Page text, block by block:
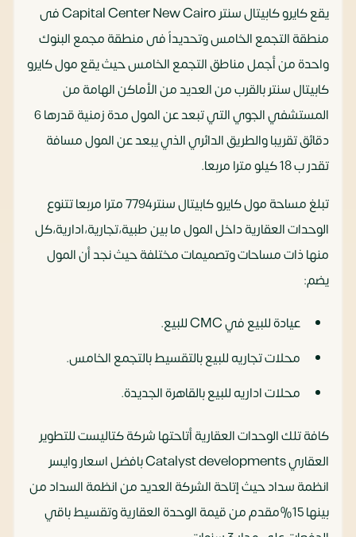
يقع كايرو كابيتال سنتر Capital Center New Cairo فى
منطقة التجمع الخامس وتحديداً فى منطقة مجمع البنوك
واحدة من أجمل مناطق التجمع الخامس حيث يقع مول كايرو
كابيتال سنتر بالقرب من العديد من الأماكن الهامة من
المستشفي الجوي التي تبعد عن المول مدة زمنية قدرها 6
دقائق تقريبا والطريق الدائري الذي يبعد عن المول مسافة
تقدر ب 18 كيلو مترا مربعا.
تبلغ مساحة مول كايرو كابيتال سنتر7794 مترا مربعا تتنوع
الوحدات العقارية داخل المول ما بين طبية،تجارية،ادارية،كل
منها ذات مساحات وتصميمات مختلفة حيث نجد أن المول
يضم:
عيادة للبيع في CMC للبيع.
محلات تجاريه للبيع بالتقسيط بالتجمع الخامس.
محلات اداريه للبيع بالقاهرة الجديدة.
كافة تلك الوحدات العقارية أتاحتها شركة كتاليست للتطوير
العقاري Catalyst developments بافضل اسعار وايسر
انظمة سداد حيث إتاحة الشركة العديد من انظمة السداد من
بينها 15%مقدم من قيمة الوحدة العقارية وتقسيط باقي